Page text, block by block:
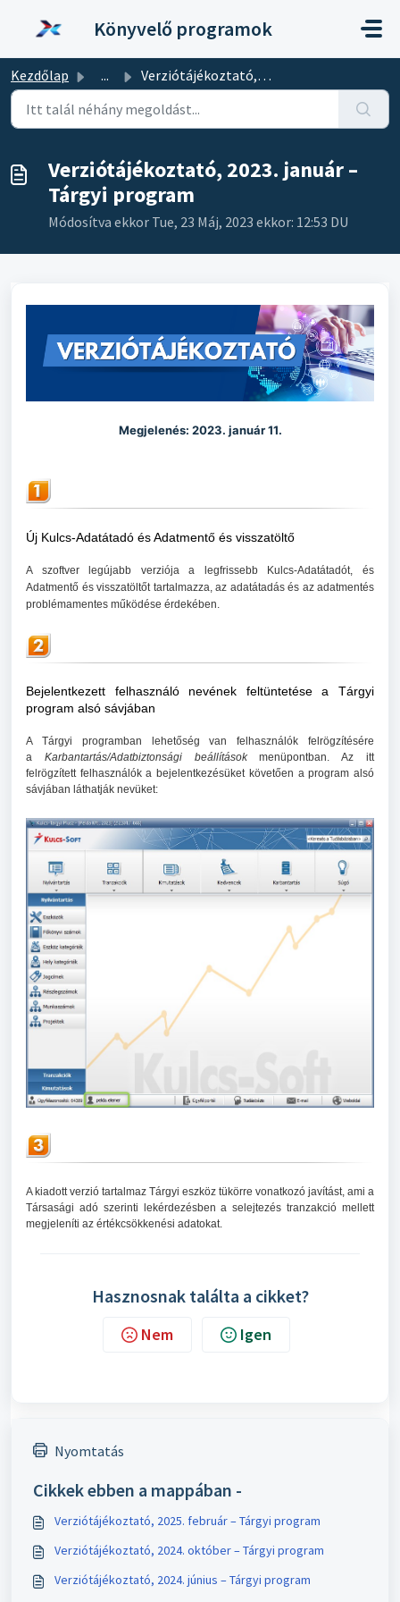
Könyvelő programok
Kezdőlap ... Verziótájékoztató, 2023. január – Tárgyi program
Verziótájékoztató, 2023. január –
Tárgyi program
Módosítva ekkor Tue, 23 Máj, 2023 ekkor: 12:53 DU
Megjelenés: 2023. január 11.
Új Kulcs-Adatátadó és Adatmentő és visszatöltő
A szoftver legújabb verziója a legfrissebb Kulcs-Adatátadót, és
Adatmentő és visszatöltőt tartalmazza, az adatátadás és az adatmentés
problémamentes működése érdekében.
Bejelentkezett felhasználó nevének feltüntetése a Tárgyi
program alsó sávjában
A Tárgyi programban lehetőség van felhasználók felrögzítésére
a Karbantartás/Adatbiztonsági beállításokmenüpontban. Az itt
felrögzített felhasználók a bejelentkezésüket követően a program alsó
sávjában láthatják nevüket:
A kiadott verzió tartalmaz Tárgyi eszköz tükörre vonatkozó javítást, ami a
Társasági adó szerinti lekérdezésben a selejtezés tranzakció mellett
megjeleníti az értékcsökkenési adatokat.
Hasznosnak találta a cikket?
Nem Igen
Nyomtatás
Cikkek ebben a mappában -
Verziótájékoztató, 2025. február – Tárgyi program
Verziótájékoztató, 2024. október – Tárgyi program
Verziótájékoztató, 2024. június – Tárgyi program